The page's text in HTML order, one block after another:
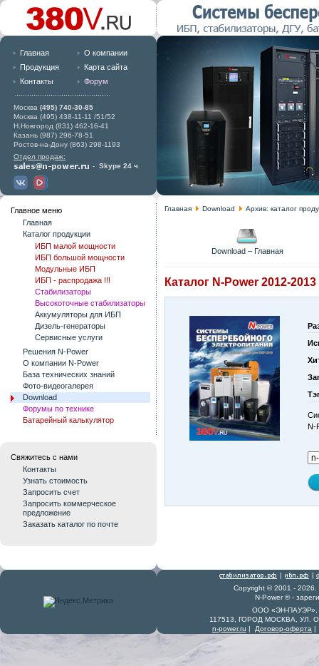
Главная
О компании
Продукция
Карта сайта
Контакты
Форум
Москва (495) 740-30-85
Москва (495) 438-11-11 /51/52
Н.Новгород (831) 462-16-41
Казань (987) 296-78-51
Ростов-на-Дону (863) 298-1193
Отдел продаж:
- Skype 24 ч
Главное меню
Главная
Каталог продукции
ИБП малой мощности
ИБП большой мощности
Модульные ИБП
ИБП - распродажа !!!
Стабилизаторы
Высокоточные стабилизаторы
Аккумуляторы для ИБП
Дизель-генераторы
Сервисные услуги
Решения N-Power
О компании N-Power
База технических знаний
Фото-видеогалерея
Download
Форумы по технике
Батарейный калькулятор
Свяжитесь с нами
Контакты
Узнать стоимость
Запросить счет
Запросить коммерческое
предложение
Заказать каталог по почте
Главная Download Архив: каталог
Download – Главная
Каталог N-Power 2012-2013
N-
| |
Copyright © 2001 -
N-Power ® -
ООО «ЭН-ПАУЭР»,
117513, ГОРОД МОСКВА, УЛ.
n-power.ru | Договор-оферта